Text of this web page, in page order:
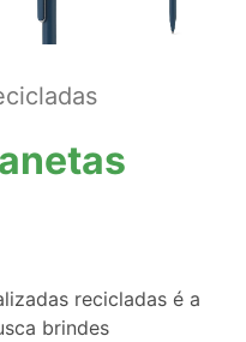
recicladas é a
brindes